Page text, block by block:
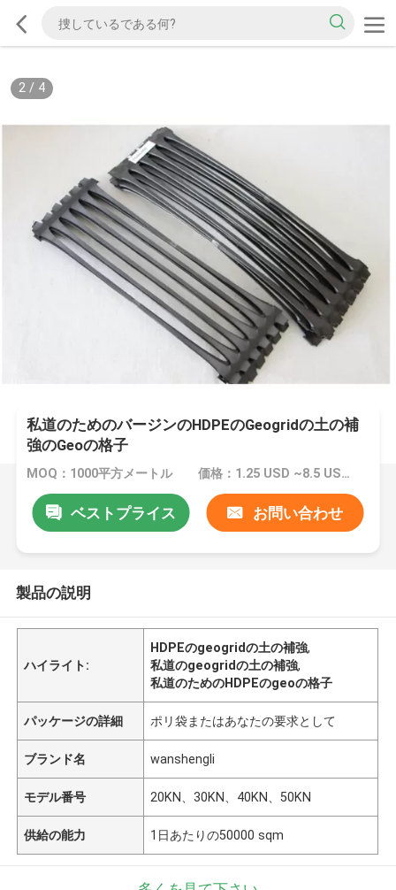
2/ 4
私道のためのバージンのHDPEのGeogridの土の補
強のGeoの格子
MOQ：1000平方メートル 価格：1.25 USD ~8.5 USD per sqm
ベストプライス お問い合わせ
製品の説明
ハイライト:
HDPEのgeogridの土の補強,
私道のgeogridの土の補強,
私道のためのHDPEのgeoの格子
パッケージの詳細 ポリ袋またはあなたの要求として
ブランド名 wanshengli
モデル番号 20KN、30KN、40KN、50KN
供給の能力 1日あたりの50000 sqm